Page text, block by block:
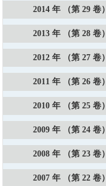
2014 年 （第 29 卷）
2013 年 （第 28 卷）
2012 年 （第 27 卷）
2011 年 （第 26 卷）
2010 年 （第 25 卷）
2009 年 （第 24 卷）
2008 年 （第 23 卷）
2007 年 （第 22 卷）